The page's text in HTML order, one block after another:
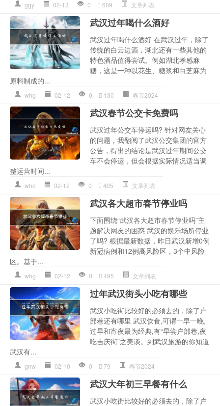
ggy 02-13 0 609 文章列表
武汉过年喝什么酒好
武汉过年喝什么酒好 在武汉过年，除了
传统的白云边酒，湖北还有一些其他的
特色酒品值得尝试。例如湖北孝感麻
糖，这是一种以花生、糖浆和白芝麻为
原料制成的...
whg 02-12 0 130 春节2024
武汉春节公交卡免费吗
武汉过年公交车停运吗? 针对网友关心
的问题，我翻阅了武汉公交集团的官方
公告，得出的结论是武汉过年期间公交
车不会停运，但会根据实际情况适当调
整运营时间...
whc 02-12 0 405 文章列表
武汉各大超市春节停业吗
下面围绕“武汉各大超市春节停业吗”主
题解决网友的困惑 武汉的娱乐场所停业
了吗? 根据最新数据，昨日武汉新增0例
新冠病例和12例高风险区，3个中风险
区。基于...
whg 02-12 0 495 文章列表
过年武汉街头小吃有哪些
武汉小吃街比较好的必须去的，除了户
部巷还有哪里 武汉饮食,可谓一早一晚,
过早和宵夜最为经典,有“早尝户部巷,夜
吃吉庆街”之美谈。到武汉旅游的你知道
武汉有...
gnw 02-10 0 79 春节2024
武汉大年初三早餐有什么
武汉小吃街比较好的必须去的，除了户